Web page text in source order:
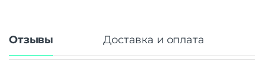
Отзывы Доставка и оплата